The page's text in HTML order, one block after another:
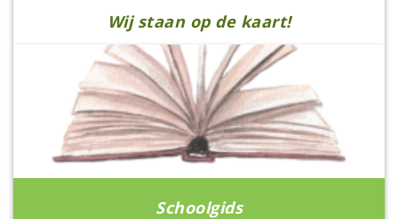
Wij staan op de kaart!
Schoolgids